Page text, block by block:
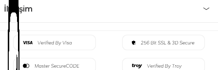
İletişim